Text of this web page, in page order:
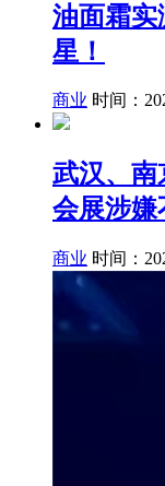
油面霜实
星！
商业 时间：
武汉、南
会展涉嫌
商业 时间：